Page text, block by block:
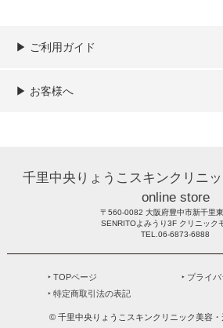
▶︎ ご利用ガイド
ご利用ガイド
決済／配送／送料について
取り扱い商品一覧
顧客情報の取扱について
特定商取引法の表記
▶︎ お客様へ
千里中央りょうこスキンクリニ
online store
〒560-0082 大阪府豊中市新千里
SENRITOよみうり3F クリニック
TEL.06-6873-6888
‣ TOPページ
‣ プライ
‣ 特定商取引法の表記
© 千里中央りょうこスキンクリニック美容